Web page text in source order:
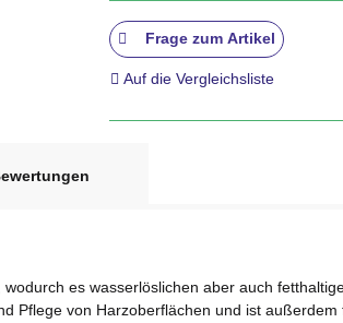
Frage zum Artikel
Auf die Vergleichsliste
es wasserlöslichen aber auch
Pflege von Harzoberflächen und ist außerdem